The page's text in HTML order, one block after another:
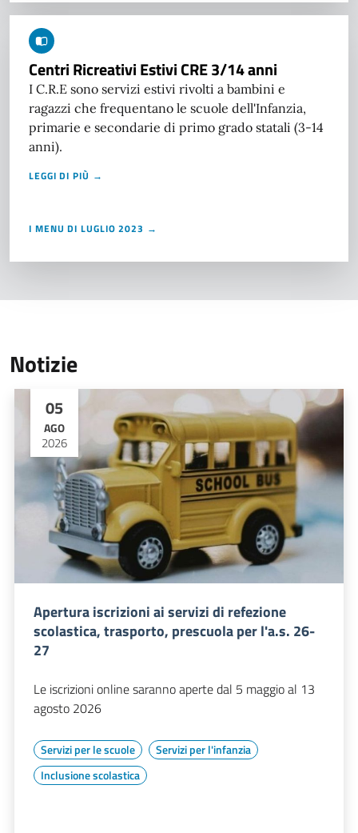
Centri Ricreativi Estivi CRE 3/14 anni
I C.R.E sono servizi estivi rivolti a bambini e
ragazzi che frequentano le scuole dell'Infanzia,
primarie e secondarie di primo grado statali (3-14
anni).
LEGGI DI PIÙ →
I MENU DI LUGLIO 2023 →
Notizie
05
AGO
2026
Apertura iscrizioni ai servizi di refezione
scolastica, trasporto, prescuola per l'a.s. 26-
27
Le iscrizioni online saranno aperte dal 5 maggio al 13
agosto 2026
Servizi per le scuole
Servizi per l'infanzia
Inclusione scolastica